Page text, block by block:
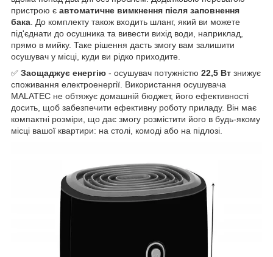
пристрою є автоматичне вимкнення після заповнення
бака . До комплекту також входить шланг, який ви можете
під'єднати до осушника та вивести вихід води, наприклад,
прямо в мийку. Таке рішення дасть змогу вам залишити
осушувач у місці, куди ви рідко приходите.
✅ Заощаджує енергію - осушувач потужністю 22,5 Вт знижує
споживання електроенергії. Використання осушувача
MALATEC не обтяжує домашній бюджет, його ефективності
досить, щоб забезпечити ефективну роботу приладу. Він має
компактні розміри, що дає змогу розмістити його в будь-якому
місці вашої квартири: на столі, комоді або на підлозі.